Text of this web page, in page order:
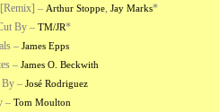
– Arthur Stoppe, Jay Marks*
By– TM/JR*
– James Epps
– James O. Beckwith
By– José Rodriguez
– Tom Moulton